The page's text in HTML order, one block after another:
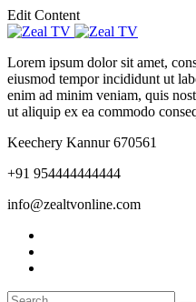
Edit Content
Lorem ipsum dolor sit amet,
eiusmod tempor incididunt ut
enim ad minim veniam, quis
ut aliquip ex ea commodo
Keechery Kannur 670561
+91 954444444444
info@zealtvonline.com